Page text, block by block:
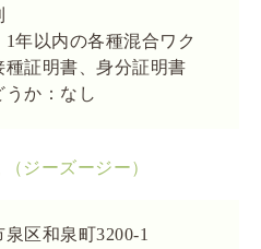
年以内の各種混合ワク
証明書、身分証明書
うか：なし
ジーズージー）
区和泉町3200-1